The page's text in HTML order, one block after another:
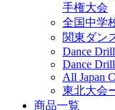
手権大会
全国中学
関東ダン
Dance
Dance
All Japan
東北大会
商品一覧